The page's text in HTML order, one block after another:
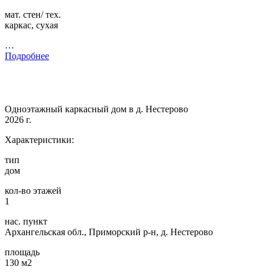
мат. стен/ тех.
каркас, сухая
…
Подробнее
Одноэтажный каркасный дом в д. Нестерово
2026 г.
Характеристики:
тип
дом
кол-во этажей
1
нас. пункт
Архангельская обл., Приморский р-н, д. Нестерово
площадь
130 м2